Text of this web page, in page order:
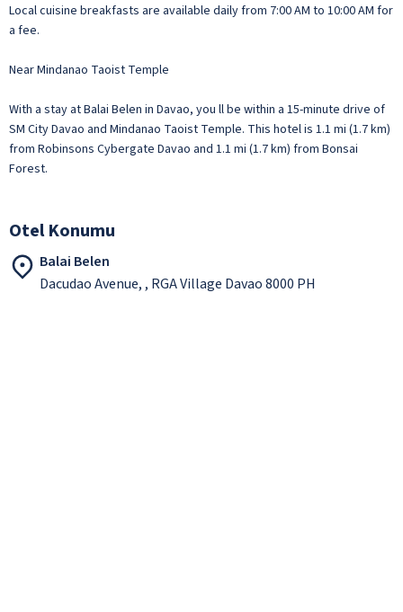
Local cuisine breakfasts are available daily from 7:00 AM to 10:00 AM for
a fee.
Near Mindanao Taoist Temple
With a stay at Balai Belen in Davao, you ll be within a 15-minute drive of
SM City Davao and Mindanao Taoist Temple. This hotel is 1.1 mi (1.7 km)
from Robinsons Cybergate Davao and 1.1 mi (1.7 km) from Bonsai
Forest.
Otel Konumu
Balai Belen
Dacudao Avenue, , RGA Village Davao 8000 PH